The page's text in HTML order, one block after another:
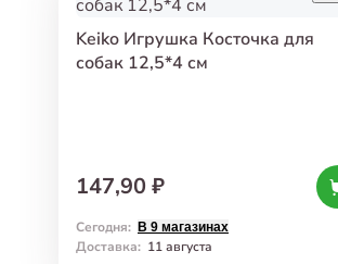
Keiko Игрушка Косточка для
собак 12,5*4 см
147,90 ₽
Сегодня: В 9 магазинах
Доставка: 11 августа